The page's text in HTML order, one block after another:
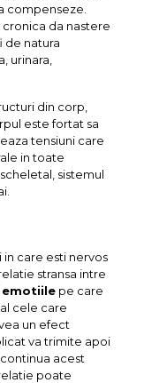
compenseze.
cronica da nastere
de natura
urinara,
din corp,
este fortat sa
tensiuni care
in toate
sistemul
care esti nervos
stransa intre
emotiilepe care
cele care
un efect
va trimite apoi
acest
poate